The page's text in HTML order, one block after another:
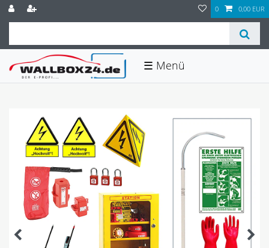
0 0,00 EUR
☰